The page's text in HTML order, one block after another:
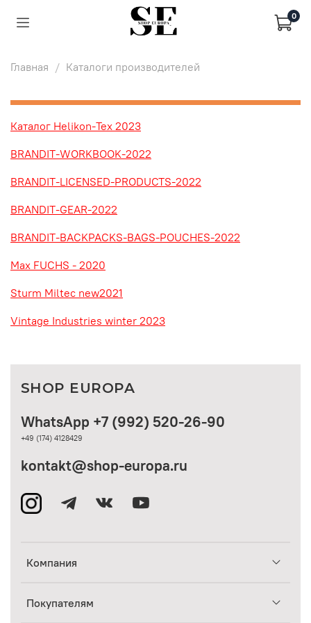
0
Главная Каталоги производителей
Каталог Helikon-Tex 2023
BRANDIT-WORKBOOK-2022
BRANDIT-LICENSED-PRODUCTS-2022
BRANDIT-GEAR-2022
BRANDIT-BACKPACKS-BAGS-POUCHES-2022
Max FUCHS - 2020
Sturm Miltec new2021
Vintage Industries winter 2023
Компания
Покупателям
WhatsApp +7 (992) 520-26-90
+49 (174) 4128429
kontakt@shop-europa.ru
SHOP EUROPA